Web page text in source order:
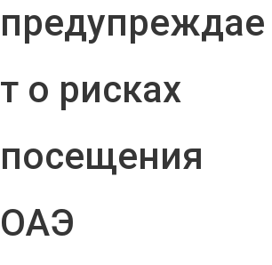
предупреждае
т о рисках
посещения
ОАЭ